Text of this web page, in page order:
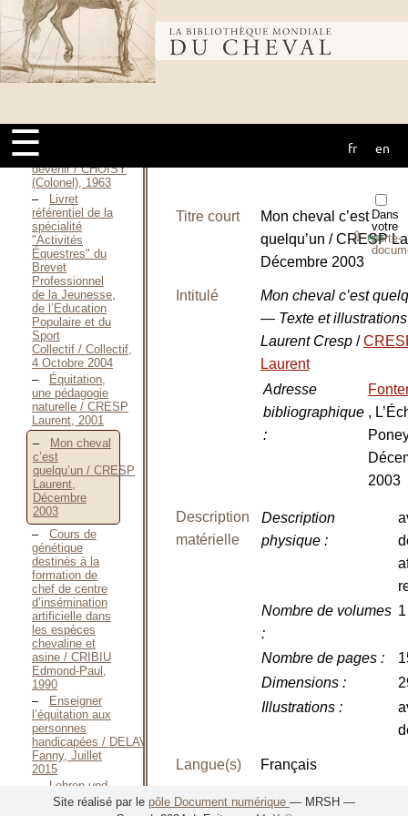
Bibliothèque
mondiale du
cheval
☰ fr en
l’équitation / CHEVALIER
Vérène, 1994
Quelques
conseils pour
les jeunes
moniteurs
encouragements
pour ceux qui
veulent le
devenir / CHOISY
(Colonel), 1963
Livret
référentiel de la
spécialité
"Activités
Équestres" du
Brevet
Professionnel
de la Jeunesse,
de l’Education
Populaire et du
Sport
Collectif / Collectif,
4 Octobre 2004
Équitation,
une pédagogie
naturelle / CRESP
Laurent, 2001
Mon cheval
c’est
quelqu’un / CRESP
Laurent,
Décembre
2003
Cours de
génétique
destinés à la
formation de
chef de centre
d’insémination
artificielle dans
les espèces
chevaline et
asine / CRIBIU
Edmond-Paul,
1990
Enseigner
l’équitation aux
personnes
handicapées / DELAVAL
Fanny, Juillet
2015
Lehren und
Lernen Rund
Dans
votre
porte-
⇪PDF
Titre court
Mon cheval c’est
quelqu’un / CRESP
Décembre 2003
Intitulé
Mon cheval c’est
— Texte et illustrations
Laurent Cresp /
Laurent
Adresse
bibliographique
:
,
2003
Description
matérielle
Description
physique:
Nombre de volumes
:
Nombre de pages:
Dimensions:
Illustrations:
Langue(s) Français
EAN 9782909922249
Site réalisé par le pôle Document numérique — MRSH —